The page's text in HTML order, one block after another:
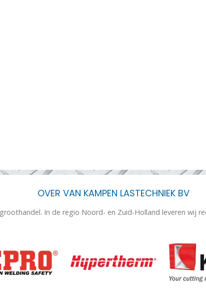
OVER VAN KAMPEN LASTECHNIEK BV
In de regio Noord- en Zuid-Holland leveren wij